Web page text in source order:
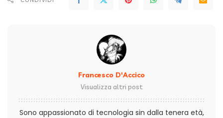
Francesco D'Accico
Visualizza altri post
Sono appassionato di tecnologia sin dalla tenera età,